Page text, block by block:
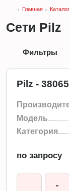
Главная Каталог
Сети Pilz
Фильтры
Pilz -
Модель
Категория
по запросу
-